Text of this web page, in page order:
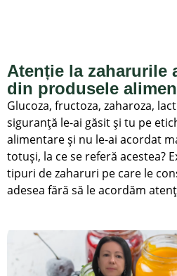
Atenție la zaharurile
din produsele
Glucoza, fructoza, zaharoza,
siguranță le-ai găsit și tu pe
alimentare și nu le-ai acordat
totuși, la ce se referă acestea?
tipuri de zaharuri pe care le
adesea fără să le acordăm